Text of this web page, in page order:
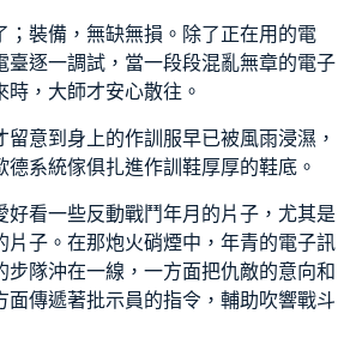
；裝備，無缺無損。除了正在用的電
臺逐一調試，當一段段混亂無章的電子
，大師才安心散往。
留意到身上的作訓服早已被風雨浸濕，
德系統傢俱扎進作訓鞋厚厚的鞋底。
好看一些反動戰鬥年月的片子，尤其是
片子。在那炮火硝煙中，年青的電子訊
步隊沖在一線，一方面把仇敵的意向和
面傳遞著批示員的指令，輔助吹響戰斗